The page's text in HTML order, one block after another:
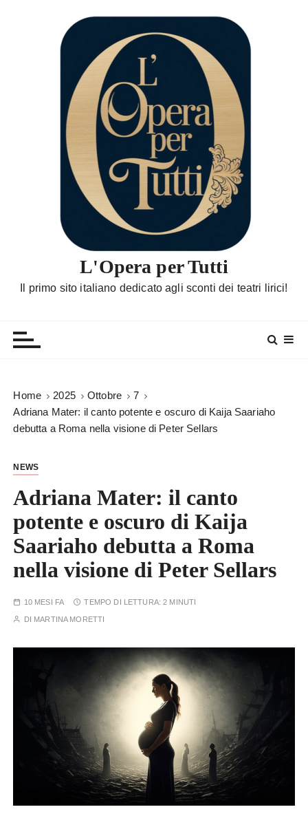
L'Opera per Tutti
Il primo sito italiano dedicato agli sconti dei teatri lirici!
Home 2025 Ottobre
7
Adriana Mater: il canto potente e oscuro di Kaija Saariaho
debutta a Roma nella visione di Peter Sellars
NEWS
Adriana Mater: il canto
potente e oscuro di Kaija
Saariaho debutta a Roma
nella visione di Peter Sellars
10 MESI FA TEMPO DI LETTURA:2 MINUTI
DI MARTINA MORETTI